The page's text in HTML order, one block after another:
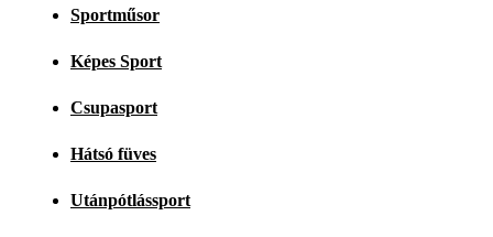
Sportműsor
Képes Sport
Csupasport
Hátsó füves
Utánpótlássport